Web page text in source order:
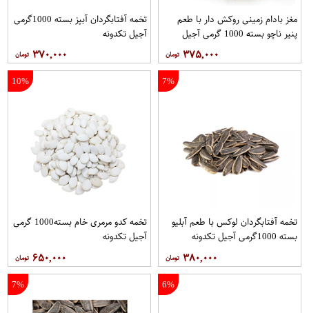
مغز بادام زمینی روکش دار با طعم
پنیر ناچو بسته 1000 گرمی آجیل
۳۷۵,۰۰۰
تخمه آفتابگردان آبپز بسته 1000گرمی
آجیل تکدونه
۳۷۰,۰۰۰
7%
تخمه آفتابگردان لوکس با طعم آبلیو
بسته 1000گرمی آجیل تکدونه
۳۸۰,۰۰۰
10%
تخمه کدو مرمری خام بسته1000 گرمی
آجیل تکدونه
۶۵۰,۰۰۰
6%
7%